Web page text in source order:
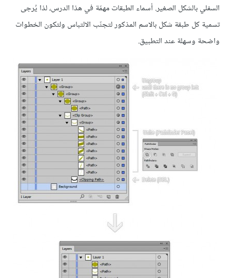
السفلي بالشكل الصغير. أسماء الطبقات مهمّة في هذا الدرس، لذا يُرجى
تسمية كل طبقة شكل بالاسم المذكور لتجنّب الالتباس ولتكون الخطوات
واضحة وسهلة عند التطبيق.